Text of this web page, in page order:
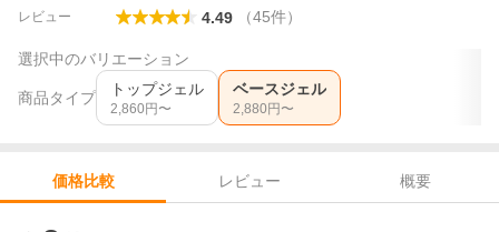
レビュー 4.49 （45件）
選択中のバリエーション
商品タイプ トップジェル
2,860 円〜
ベースジェル
2,880 円〜
価格比較 レビュー
概要